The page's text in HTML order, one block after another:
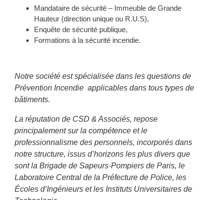
Mandataire de sécurité – Immeuble de Grande
Hauteur (direction unique ou R.U.S),
Enquête de sécurité publique,
Formations à la sécurité incendie.
Notre société est spécialisée dans les questions de
Prévention Incendie applicables dans tous types de
bâtiments.
La réputation de CSD & Associés, repose
principalement sur la compétence et le
professionnalisme des personnels, incorporés dans
notre structure, issus d’horizons les plus divers que
sont la Brigade de Sapeurs-Pompiers de Paris, le
Laboratoire Central de la Préfecture de Police, les
Écoles d’Ingénieurs et les Instituts Universitaires de